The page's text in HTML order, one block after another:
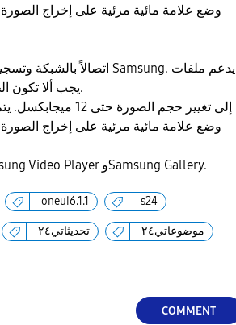
وضع علامة مائية مرئية على إخراج
يتطلب Portrait Studio اتصالاً بالشبكة وتسجيل الدخول إلى حساب Samsung. يدعم ملفات
JPG وHEIC (HEIF) وBMP وPNG. يجب ألا تكون الخلفية شفافة.
يؤدي التحرير باستخدام Generative Portrait إلى تغيير حجم الصورة حتى 12 ميجابكسل.
وضع علامة مائية مرئية على إخراج
تتوفر ميزة التصوير البطيء الفوري على Samsung Video Player وSamsung Gallery.
oneui6.1.1 s24
تحديثاتي٢٤ موضوعاتي٢٤
COMMENT